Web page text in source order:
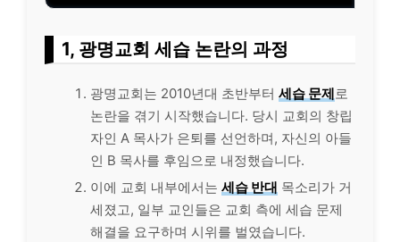
1, 광명교회 세습 논란의 과정
광명교회는 2010년대 초반부터 세습 문제로
논란을 겪기 시작했습니다. 당시 교회의 창립
자인 A 목사가 은퇴를 선언하며, 자신의 아들
인 B 목사를 후임으로 내정했습니다.
이에 교회 내부에서는 세습 반대 목소리가 거
세졌고, 일부 교인들은 교회 측에 세습 문제
해결을 요구하며 시위를 벌였습니다.